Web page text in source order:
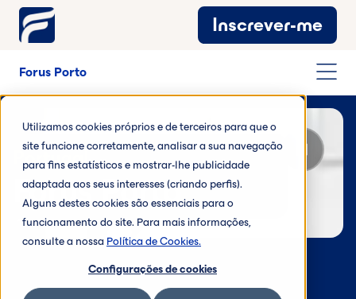
Utilizamos cookies próprios e de terceiros para que o
site funcione corretamente, analisar a sua navegação
para fins estatísticos e mostrar-lhe publicidade
adaptada aos seus interesses (criando perfis).
Alguns destes cookies são essenciais para o
funcionamento do site. Para mais informações,
consulte a nossa Política de Cookies.
Configurações de cookies
Inscrever-me
Forus Porto
Vídeo de fondo en reproducción
Portugal
Forus Porto